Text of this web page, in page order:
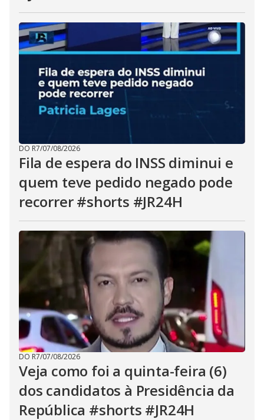
DO R7/07/08/2026
Fila de espera do INSS diminui e
quem teve pedido negado pode
recorrer #shorts #JR24H
DO R7/07/08/2026
Veja como foi a quinta-feira (6)
dos candidatos à Presidência da
República #shorts #JR24H